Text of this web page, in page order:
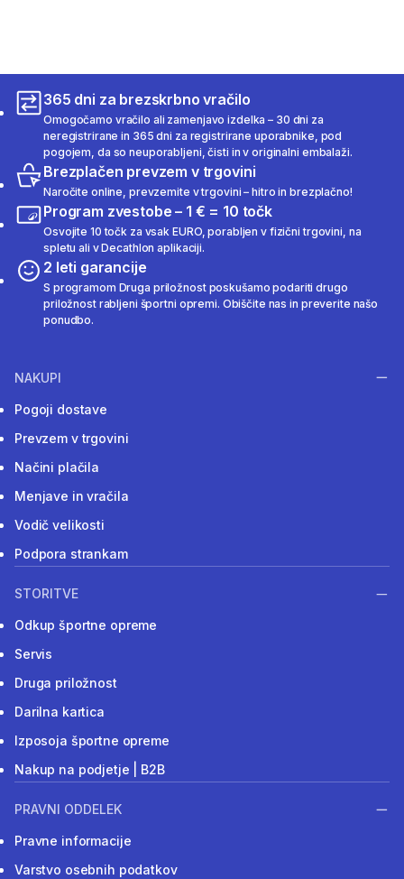
365 dni za brezskrbno vračilo
Omogočamo vračilo ali zamenjavo izdelka – 30 dni za
neregistrirane in 365 dni za registrirane uporabnike, pod
pogojem, da so neuporabljeni, čisti in v originalni embalaži.
Brezplačen prevzem v trgovini
Naročite online, prevzemite v trgovini – hitro in brezplačno!
Program zvestobe – 1 € = 10 točk
Osvojite 10 točk za vsak EURO, porabljen v fizični trgovini, na
spletu ali v Decathlon aplikaciji.
2 leti garancije
S programom Druga priložnost poskušamo podariti drugo
priložnost rabljeni športni opremi. Obiščite nas in preverite našo
ponudbo.
NAKUPI
Pogoji dostave
Prevzem v trgovini
Načini plačila
Menjave in vračila
Vodič velikosti
Podpora strankam
STORITVE
Odkup športne opreme
Servis
Druga priložnost
Darilna kartica
Izposoja športne opreme
Nakup na podjetje | B2B
PRAVNI ODDELEK
Pravne informacije
Varstvo osebnih podatkov